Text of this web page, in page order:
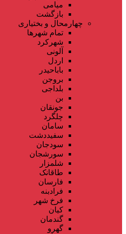
میامی
بازگشت
چهارمحال و بختیاری
تمام شهر‌ها
شهرکرد
آلونی
اردل
باباحیدر
بروجن
بلداجی
بن
جونقان
چلگرد
سامان
سفیددشت
سودجان
سورشجان
شلمزار
طاقانک
فارسان
فرادبنه
فرخ شهر
کیان
گندمان
گهرو